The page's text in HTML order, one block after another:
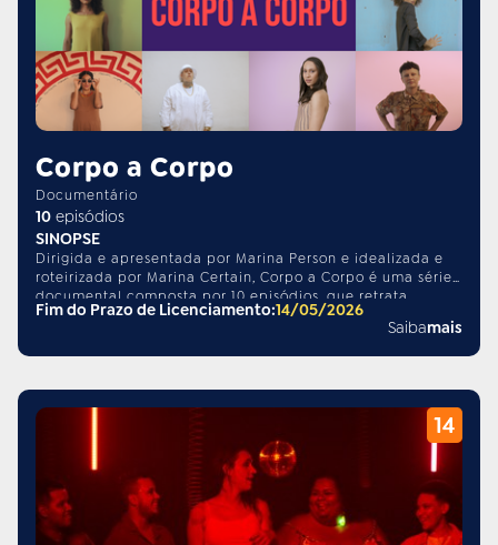
Corpo a Corpo
Documentário
10 episódios
SINOPSE
Dirigida e apresentada por Marina Person e idealizada e
roteirizada por Marina Certain, Corpo a Corpo é uma série
documental composta por 10 episódios, que retrata
músicos e bandas brasileiras contemporâneas que vêm
desestabilizando as categorias de gênero e sexo através
de sua arte. Vindo dos mais diversos rincões do país, e
estilos musicais e estéticos, esses artistas, que fogem de
qualquer rótulo e subvertem estereótipos e binarismos,
têm uma única coisa em comum: a pluralidade.
Fim do Prazo de Licenciamento:14/05/2026
Saibamais